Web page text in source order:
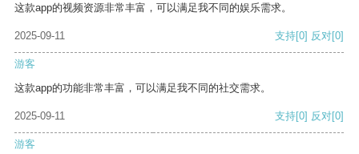
这款app的视频资源非常丰富，可以满足我不同的娱乐需求。
2025-09-11 支持[0] 反对[0]
游客
这款app的功能非常丰富，可以满足我不同的社交需求。
2025-09-11 支持[0] 反对[0]
游客